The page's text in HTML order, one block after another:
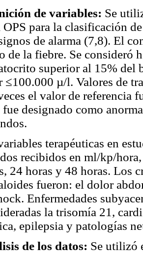
de variables: Se
OPS para la clasificación
de alarma (7,8). El
de la fiebre. Se consideró
superior al 15% del
≤100.000 µ/l. Valores de
el valor de referencia
fue designado como
terapéuticas en
recibidos en ml/kp/
24 horas y 48 horas. Los
fueron: el dolor
Enfermedades
la trisomía 21,
epilepsia y patologías
de los datos: Se utilizó